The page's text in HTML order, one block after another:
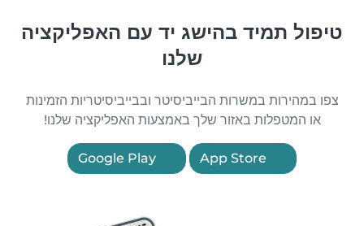
טיפול תמיד בהישג יד עם האפליקציה
שלנו
צפו במהירות במשרות הבייביסיטר ובבייביסיטריות הזמינות
או המטפלות באזור שלך באמצעות האפליקציה שלנו!